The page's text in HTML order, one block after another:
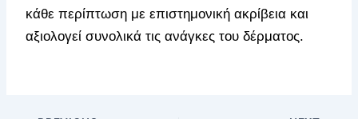
κάθε περίπτωση με επιστημονική ακρίβεια και
αξιολογεί συνολικά τις ανάγκες του δέρματος.